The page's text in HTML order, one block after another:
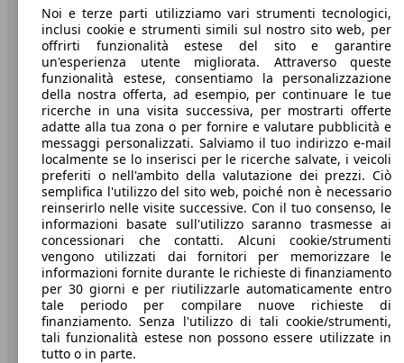
Benvenuti su AutoScout24, il mercato auto europeo.
Società
A proposito di AutoScout24
Stampa
Media
Condizioni generali
Informazioni
Privacy
Dichiarazione di Accessibilità
Servizi
Area rivenditori
Noi e terze parti utilizziamo vari strumenti tecnologici,
inclusi cookie e strumenti simili sul nostro sito web, per
offrirti funzionalità estese del sito e garantire
un'esperienza utente migliorata. Attraverso queste
funzionalità estese, consentiamo la personalizzazione
della nostra offerta, ad esempio, per continuare le tue
ricerche in una visita successiva, per mostrarti offerte
adatte alla tua zona o per fornire e valutare pubblicità e
messaggi personalizzati. Salviamo il tuo indirizzo e-mail
localmente se lo inserisci per le ricerche salvate, i veicoli
preferiti o nell'ambito della valutazione dei prezzi. Ciò
semplifica l'utilizzo del sito web, poiché non è necessario
reinserirlo nelle visite successive. Con il tuo consenso, le
informazioni basate sull'utilizzo saranno trasmesse ai
concessionari che contatti. Alcuni cookie/strumenti
vengono utilizzati dai fornitori per memorizzare le
informazioni fornite durante le richieste di finanziamento
per 30 giorni e per riutilizzarle automaticamente entro
tale periodo per compilare nuove richieste di
finanziamento. Senza l'utilizzo di tali cookie/strumenti,
tali funzionalità estese non possono essere utilizzate in
tutto o in parte.